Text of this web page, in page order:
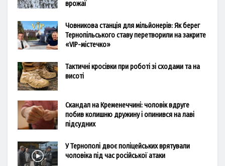
врожаї
Човникова станція для мільйонерів: Як берег
Тернопільського ставу перетворили на закрите
«VIP-містечко»
Тактичні кросівки при роботі зі сходами та на
висоті
Скандал на Кременеччині: чоловік вдруге
побив колишню дружину і опинився на лаві
підсудних
У Тернополі двоє поліцейських врятували
чоловіка під час російської атаки